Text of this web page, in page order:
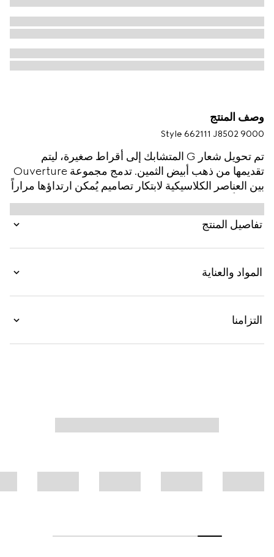
وصف المنتج
Style ‎662111 J8502 9000
تم تحويل شعار G المتشابك إلى أقراط صغيرة، ليتم
تقديمها من ذهب أبيض الثمين. تدمج مجموعة Ouverture
بين العناصر الكلاسيكية لابتكار تصاميم يُمكن ارتداؤها مراراً
وتكراراً بدون ملل.
تفاصيل المنتج
المواد والعناية
التزامنا